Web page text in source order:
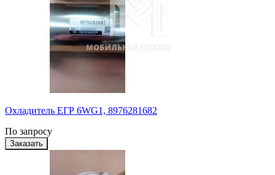
Охладитель ЕГР 6WG1, 8976281682
По запросу